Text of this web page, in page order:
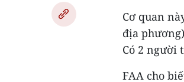
Cơ quan
địa
Có 2 người
FAA cho